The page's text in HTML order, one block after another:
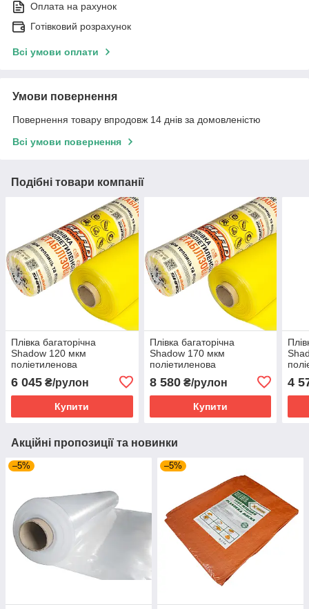
Оплата на рахунок
Готівковий розрахунок
Всі умови оплати
Умови повернення
Повернення товару впродовж 14 днів за домовленістю
Всі умови повернення
Подібні товари компанії
Плівка багаторічна
Shadow 120 мкм
поліетиленова
стабілізована УФ 6х50 м
6 045 ₴/рулон
Купити
Плівка багаторічна
Shadow 170 мкм
поліетиленова
стабілізована УФ 6х50 м
8 580₴/рулон
Купити
4
Акційні пропозиції та новинки
–5% –5%